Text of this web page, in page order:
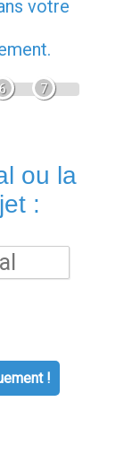
votre
6 7
ou la
:
!